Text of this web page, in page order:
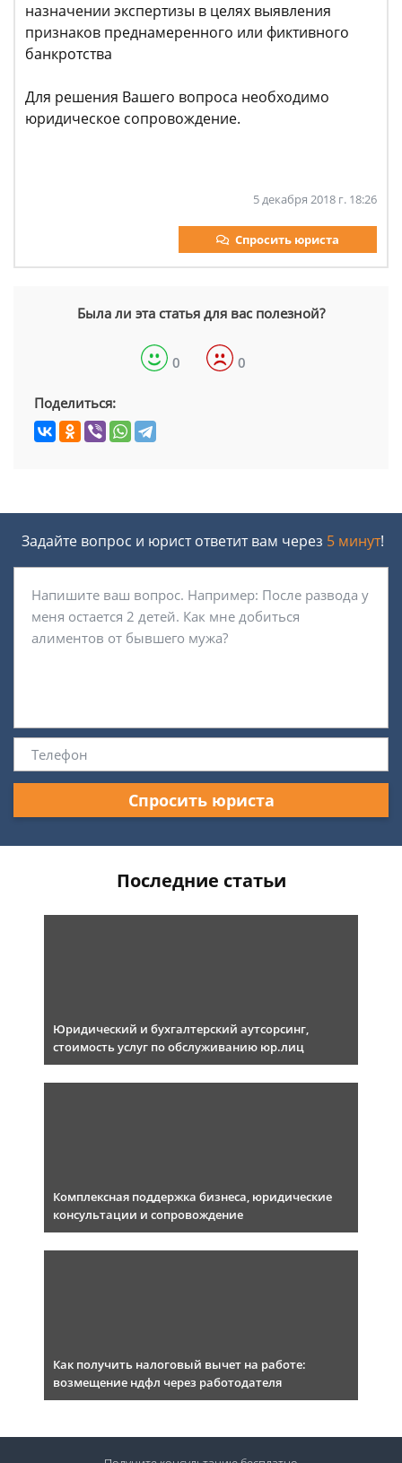
назначении экспертизы в целях выявления
признаков преднамеренного или фиктивного
банкротства
Для решения Вашего вопроса необходимо
юридическое сопровождение.
5 декабря 2018 г. 18:26
Спросить юриста
Была ли эта статья для вас полезной?
0 0
Поделиться:
Задайте вопрос и юрист ответит вам через 5 минут!
Спросить юриста
Последние статьи
Юридический и бухгалтерский аутсорсинг,
стоимость услуг по обслуживанию юр.лиц
Комплексная поддержка бизнеса, юридические
консультации и сопровождение
Как получить налоговый вычет на работе:
возмещение ндфл через работодателя